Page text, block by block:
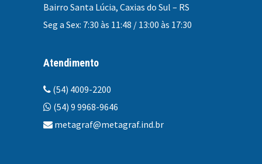
Bairro Santa Lúcia, Caxias do Sul – RS
Seg a Sex: 7:30 às 11:48 / 13:00 às 17:30
Atendimento
(54) 4009-2200
(54) 9 9968-9646
metagraf@metagraf.ind.br